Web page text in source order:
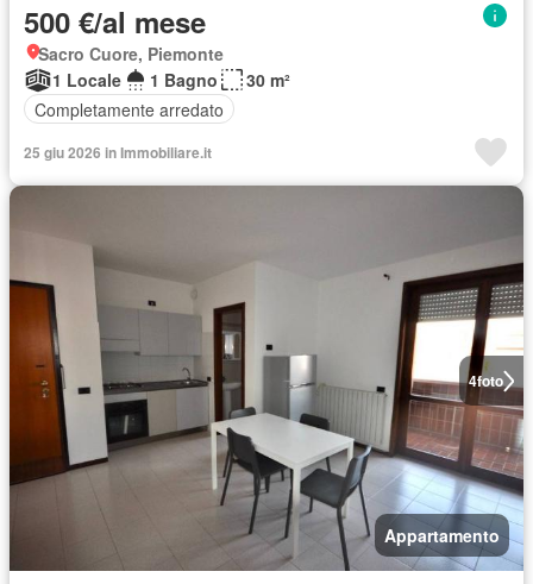
500 €/al mese
Sacro Cuore, Piemonte
1 Locale
1 Bagno
30 m²
Completamente arredato
25 giu 2026 in Immobiliare.it
4foto
Appartamento